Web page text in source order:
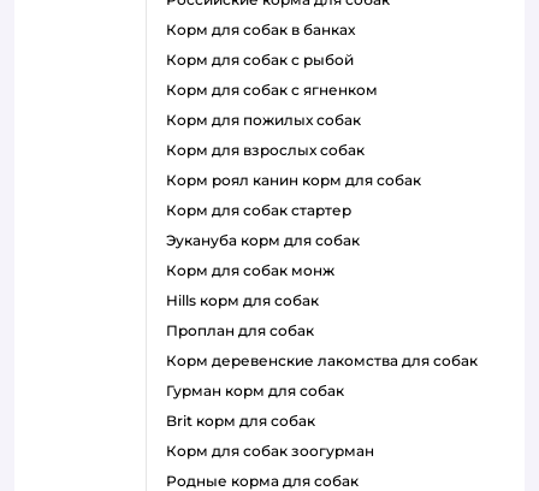
корм для собак в банках
корм для собак с рыбой
корм для собак с ягненком
корм для пожилых собак
корм для взрослых собак
корм роял канин корм для собак
корм для собак стартер
эукануба корм для собак
корм для собак монж
hills корм для собак
проплан для собак
корм деревенские лакомства для собак
гурман корм для собак
brit корм для собак
корм для собак зоогурман
родные корма для собак